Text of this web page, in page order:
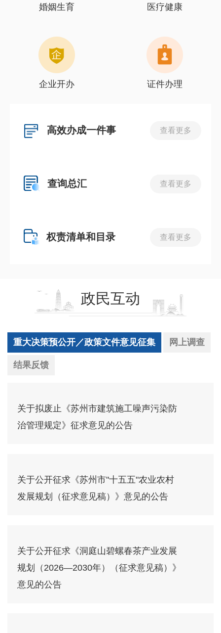
婚姻生育 医疗健康
企业开办 证件办理
高效办成一件事 查看更多
查询总汇 查看更多
权责清单和目录 查看更多
政民互动
重大决策预公开／政策文件意见征集 网上调查
结果反馈
关于拟废止《苏州市建筑施工噪声污染防
治管理规定》征求意见的公告
关于公开征求《苏州市"十五五"农业农村
发展规划（征求意见稿）》意见的公告
关于公开征求《洞庭山碧螺春茶产业发展
规划（2026—2030年）（征求意见稿）》
意见的公告